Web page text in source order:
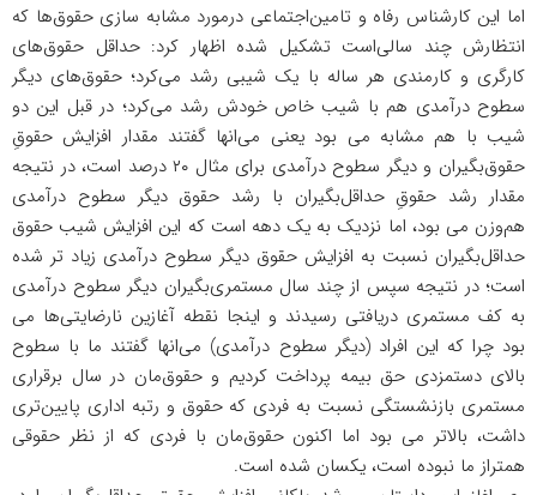
اما این کارشناس رفاه و تامین‌اجتماعی درمورد مشابه سازی حقوق‌ها که
انتظارش چند سالی‌است تشکیل شده اظهار کرد: حداقل حقوق‌های
کارگری و کارمندی هر ساله با یک شیبی رشد می‌کرد؛ حقوق‌های دیگر
سطوح درآمدی هم با شیب خاص خودش رشد می‌کرد؛ در قبل این دو
شیب با هم مشابه می بود یعنی می‌انها گفتند مقدار افزایش حقوق‌ِ
حقوق‌بگیران و دیگر سطوح درآمدی برای مثال ۲۰ درصد است، در نتیجه
مقدار رشد حقوقِ حداقل‌بگیران با رشد حقوق دیگر سطوح درآمدی
هم‌وزن می بود، اما نزدیک به یک دهه است که این افزایش شیب حقوق
حداقل‌بگیران نسبت به افزایش حقوق دیگر سطوح درآمدی زیاد تر شده
است؛ در نتیجه سپس از چند سال مستمری‌بگیران دیگر سطوح درآمدی
به کف مستمری دریافتی رسیدند و اینجا نقطه آغازین نارضایتی‌ها می
بود چرا که این افراد (دیگر سطوح درآمدی) می‌انها گفتند ما با سطوح
بالای دستمزدی حق بیمه پرداخت کردیم و حقوق‌مان در سال برقراری
مستمری بازنشستگی نسبت به فردی که حقوق و رتبه اداری پایین‌تری
داشت، بالاتر می بود اما اکنون حقوق‌مان با فردی که از نظر حقوقی
همتراز ما نبوده است، یکسان شده است.